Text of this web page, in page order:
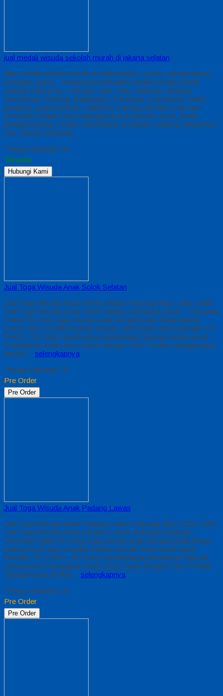
jual medali wisuda sekolah murah di jakarta selatan
bikin medali wisuda murah di tasikmalaya, ciamis, pangandaran,
kuningan, garut, melayani pembuatan medali wisuda murah
seluruh Indonesia : manado, Bali, Palu, Makasar, Sintang,
Samarinda, bontang, Balikpapan, Denpasar, manokwari, timiki,
jayapura, papua,ambon, mataram, kupang, kendari, mamuju,
gorontalo,banjarmasin,palangkaraya,pontianak, aceh, jambi,
pangkal pinang, medan, palembang, bengkulu, padang, pekanbaru,
riau, bandar lampung,
*Harga Hubungi CS
Tersedia
Hubungi Kami
Jual Toga Wisuda Anak Solok Selatan
Jual Toga Wisuda Anak Solok Selatan Hubungi 0812-2282-1060
Jual Toga Wisuda Anak Solok Selatan Sumatera Barat – Temukan
Paket Promosi toga wisuda anak komplet pada harga paling
murah dan memiliki kualitas terbaik, kami kasih untuk sekolah TK,
PAUD , SD Kami memberinya penawaran Special semua level
Pengajaran Anak Umur Dasar dengan Fitur Produk sebagaimana
berikut… selengkapnya
*Harga Hubungi CS
Pre Order
Pre Order
Jual Toga Wisuda Anak Padang Lawas
Jual Toga Wisuda Anak Padang Lawas Hubungi 0812-2282-1060
Jual Toga Wisuda Anak Padang Lawas Sumatera Selatan –
Temukan Paket Promosi toga wisuda anak komplet pada harga
paling murah dan memiliki kualitas terbaik, kami kasih untuk
sekolah TK, PAUD , SD Kami memberinya penawaran Special
semua level Pengajaran Anak Umur Dasar dengan Fitur Produk
sebagaimana berikut… selengkapnya
*Harga Hubungi CS
Pre Order
Pre Order